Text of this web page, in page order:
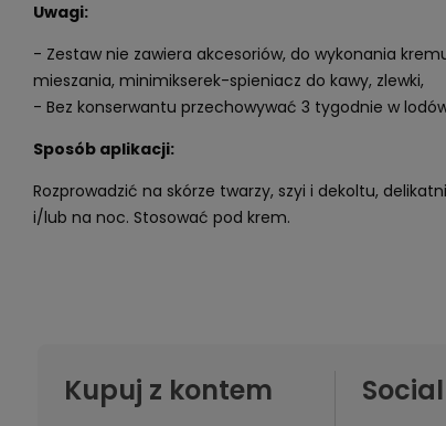
Uwagi:
- Zestaw nie zawiera akcesoriów, do wykonania
mieszania, minimikserek-spieniacz do kawy, zlewki,
- Bez konserwantu przechowywać 3 tygodnie w
Sposób aplikacji:
Rozprowadzić na skórze twarzy, szyi i dekoltu,
i/lub na noc. Stosować pod krem.
Kupuj z kontem